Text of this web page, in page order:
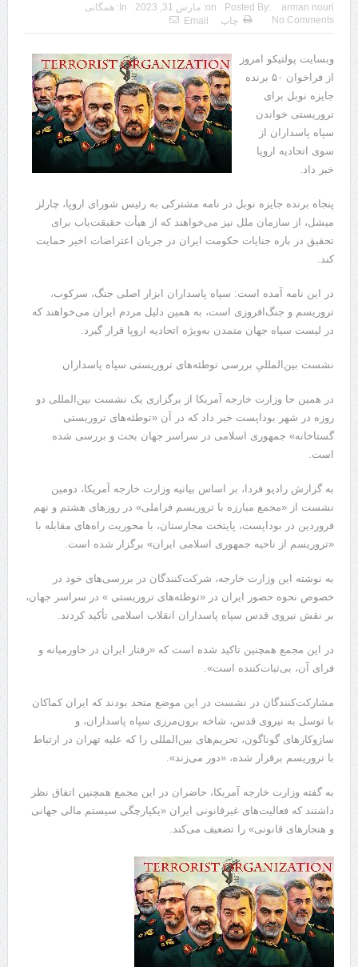
Posted By: arman nouri
on: مارس 31, 2023 In: همگانی
No Comments
چاپ Email
وبسایت پولتیکو امروز
از فراخوان ۵۰ برنده
جایزه نوبل برای
تروریستی خواندن
سپاه پاسداران از
سوی اتحادیه اروپا
خبر داد.
پنجاه برنده جایزه نوبل در نامه مشترکی به رئیس شورای اروپا، چارلز
میشل، از سازمان ملل نیز می‌خواهند که از هیأت حقیقت‌یاب برای
تحقیق در باره جنایات حکومت ایران در جریان اعتراضات اخیر حمایت
کند.
در این نامه آمده است: سپاه پاسداران ابزار اصلی جنگ، سرکوب،
تروریسم و ​​جنگ‌افروزی است، به همین دلیل مردم ایران می‌خواهند که
در لیست سیاه جهان متمدن به‌ویژه اتحادیه اروپا قرار گیرد.
نشست بین‌المللیِ بررسی توطئه‌های تروریستی سپاه پاسداران
در همین حا وزارت خارجه آمریکا از برگزاری یک نشست بین‌المللی دو
روزه در شهر بوداپست خبر داد که در آن «توطئه‌های تروریستی
گستاخانه» جمهوری اسلامی در سراسر جهان بحث و بررسی شده
است.
به گزارش رادیو فردا، بر اساس بیانیه وزارت خارجه آمریکا، دومین
نشست از «مجمع مبارزه با تروریسم فراملی» در روزهای هشتم و نهم
فروردین در بوداپست، پایتخت مجارستان، با محوریت راه‌های مقابله با
«تروریسم از ناحیه جمهوری اسلامی ایران» برگزار شده است.
به نوشته این وزارت خارجه، شرکت‌کنندگان در بررسی‌های خود در
خصوص نحوه حضور ایران در «توطئه‌های تروریستی » در سراسر جهان،
بر نقش نیروی قدس سپاه پاسداران انقلاب اسلامی تأکید کردند.
در این مجمع همچنین تاکید شده است که «رفتار ایران در خاورمیانه و
فرای آن، بی‌ثبات‌کننده است».
مشارکت‌کنندگان در نشست در این موضع متحد بودند که ایران کماکان
با توسل به نیروی قدس، شاخه برون‌مرزی سپاه پاسداران، و
سازوکارهای گوناگون، تحریم‌های بین‌المللی را که علیه تهران در ارتباط
با تروریسم برقرار شده، «دور می‌زند».
به گفته وزارت خارجه آمریکا، حاضران در این مجمع همچنین اتفاق نظر
داشتند که فعالیت‌های غیرقانونی ایران «یکپارچگی سیستم مالی جهانی
و هنجارهای قانونی» را تضعیف می‌کند.